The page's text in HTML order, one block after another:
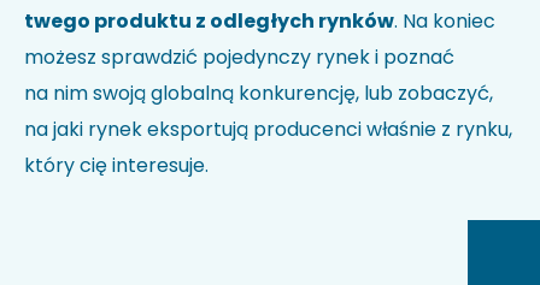
twego produktu z odległych rynków. Na koniec
możesz sprawdzić pojedynczy rynek i poznać
na nim swoją globalną konkurencję, lub zobaczyć,
na jaki rynek eksportują producenci właśnie z rynku,
który cię interesuje.